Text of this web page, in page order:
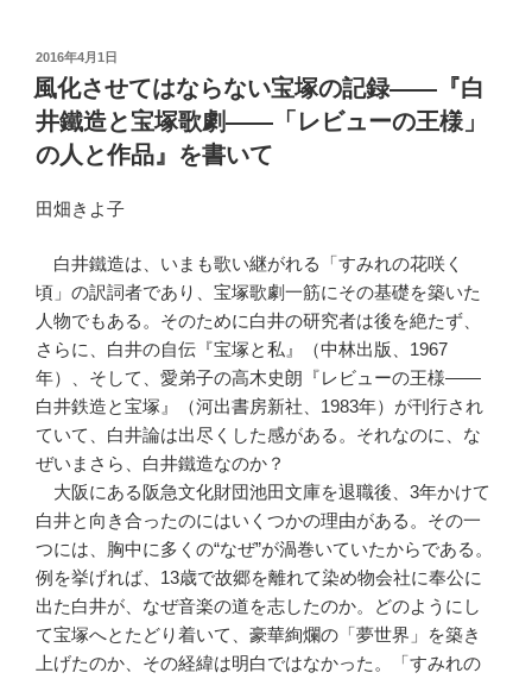
投
稿
日:
2016年4月1日
風化させてはならない宝塚の記録――『白
井鐵造と宝塚歌劇――「レビューの王様」
の人と作品』を書いて
田畑きよ子
白井鐵造は、いまも歌い継がれる「すみれの花咲く
頃」の訳詞者であり、宝塚歌劇一筋にその基礎を築いた
人物でもある。そのために白井の研究者は後を絶たず、
さらに、白井の自伝『宝塚と私』（中林出版、1967
年）、そして、愛弟子の高木史朗『レビューの王様――
白井鉄造と宝塚』（河出書房新社、1983年）が刊行され
ていて、白井論は出尽くした感がある。それなのに、な
ぜいまさら、白井鐵造なのか？
大阪にある阪急文化財団池田文庫を退職後、3年かけて
白井と向き合ったのにはいくつかの理由がある。その一
つには、胸中に多くの“なぜ”が渦巻いていたからである。
例を挙げれば、13歳で故郷を離れて染め物会社に奉公に
出た白井が、なぜ音楽の道を志したのか。どのようにし
て宝塚へとたどり着いて、豪華絢爛の「夢世界」を築き
上げたのか、その経緯は明白ではなかった。「すみれの